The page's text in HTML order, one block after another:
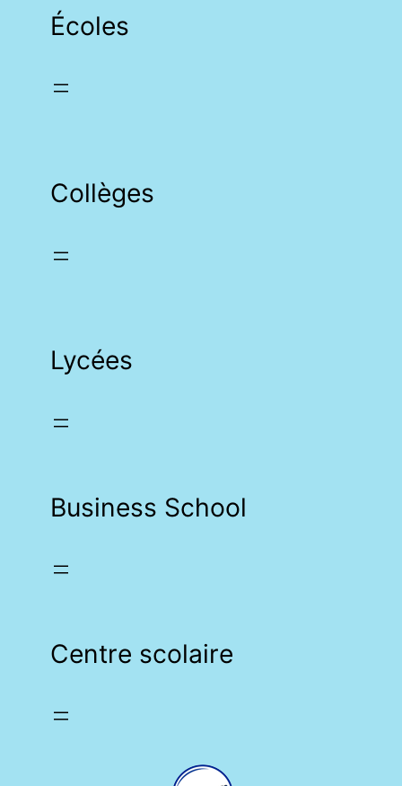
Écoles
Collèges
Lycées
Business School
Centre scolaire